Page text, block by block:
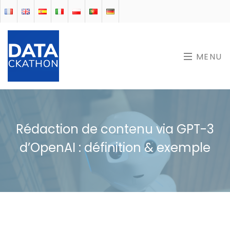
MENU
Rédaction de contenu via GPT-3
d’OpenAI : définition & exemple